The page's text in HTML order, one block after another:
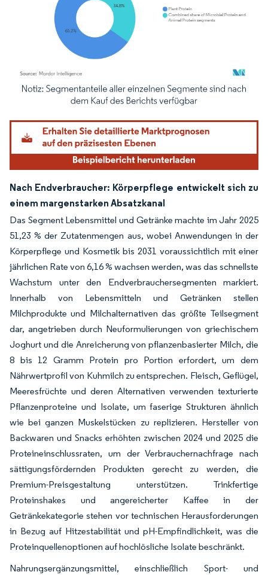
Bild © Mordor Intelligence. Wiederverwendung erfordert Namensnennung
Nach Endverbraucher: Körperpflege entwickelt sich zu
einem margenstarken Absatzkanal
Das Segment Lebensmittel und Getränke machte im Jahr 2025
51,23 % der Zutatenmengen aus, wobei Anwendungen in der
Körperpflege und Kosmetik bis 2031 voraussichtlich mit einer
jährlichen Rate von 6,16 % wachsen werden, was das schnellste
Wachstum unter den Endverbrauchersegmenten markiert.
Innerhalb von Lebensmitteln und Getränken stellen
Milchprodukte und Milchalternativen das größte Teilsegment
dar, angetrieben durch Neuformulierungen von griechischem
Joghurt und die Anreicherung von pflanzenbasierter Milch, die
8 bis 12 Gramm Protein pro Portion erfordert, um dem
Nährwertprofil von Kuhmilch zu entsprechen. Fleisch, Geflügel,
Meeresfrüchte und deren Alternativen verwenden texturierte
Pflanzenproteine und Isolate, um faserige Strukturen ähnlich
wie bei ganzen Muskelstücken zu replizieren. Hersteller von
Backwaren und Snacks erhöhten zwischen 2024 und 2025 die
Proteineinschlussraten, um der Verbrauchernachfrage nach
sättigungsfördernden Produkten gerecht zu werden, die
Premium-Preisgestaltung unterstützen. Trinkfertige
Proteinshakes und angereicherter Kaffee in der
Getränkekategorie stehen vor technischen Herausforderungen
in Bezug auf Hitzestabilität und pH-Empfindlichkeit, was die
Proteinquellenoptionen auf hochlösliche Isolate beschränkt.
Nahrungsergänzungsmittel, einschließlich Sport- und